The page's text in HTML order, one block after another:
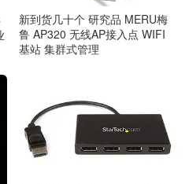
新到货几十个 研究品 MERU梅
鲁 AP320 无线AP接入点 WIFI
基站 集群式管理